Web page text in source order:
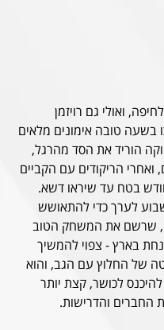
ואולי גם רויזמן
בשעה טובה אימונים מלאים
הוריד את הסד מהרגל,
הריקודים עם הקביים
בטח עד שיראו דשא.
לערך כדי להתאושש
שרשם את המשחק הטוב
בארץ - צפוי להמשיך
של החלוץ עם הגב, והוא
לכושר, קצת יותר
החברים והדרישות.